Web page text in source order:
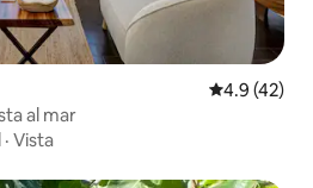
Calificación
4.9 (42)
al mar
· Vista